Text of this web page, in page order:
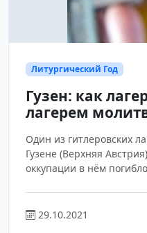
Литургический Год
Гузен: как
лагерем
Один из гитлеровских
Гузене (Верхняя
оккупации в нём
29.10.2021